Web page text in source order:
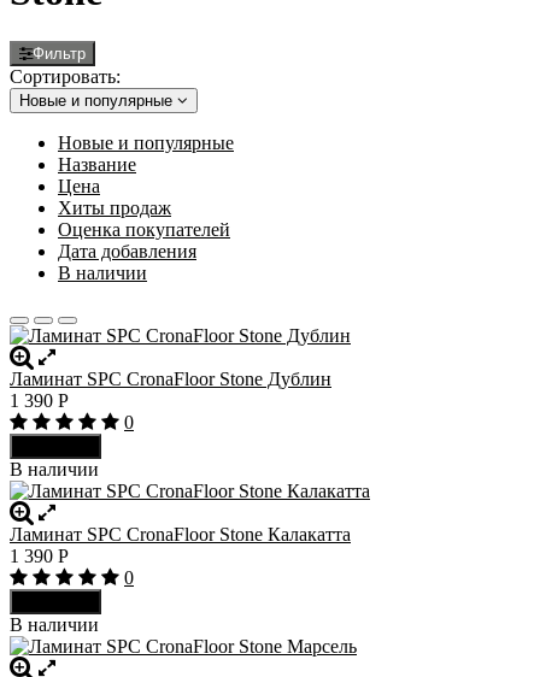
Фильтр
Сортировать:
Новые и популярные
Новые и популярные
Название
Цена
Хиты продаж
Оценка покупателей
Дата добавления
В наличии
Ламинат SPC CronaFloor Stone Дублин
1 390 Р
0
В наличии
Ламинат SPC CronaFloor Stone Калакатта
1 390 Р
0
В наличии